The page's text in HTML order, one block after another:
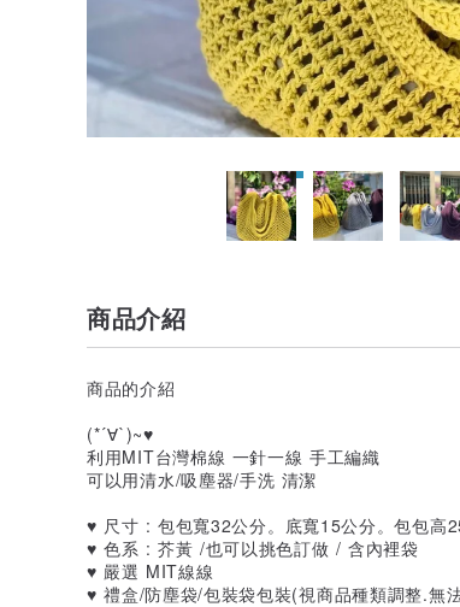
商品介紹
商品的介紹
(*´∀`)~♥
利用MIT台灣棉線 一針一線 手工編織
可以用清水/吸塵器/手洗 清潔
♥ 尺寸 : 包包寬32公分。底寬15公分。包包高
♥ 色系 : 芥黃 /也可以挑色訂做 / 含內裡袋
♥ 嚴選 MIT線線
♥ 禮盒/防塵袋/包裝袋包裝(視商品種類調整.無